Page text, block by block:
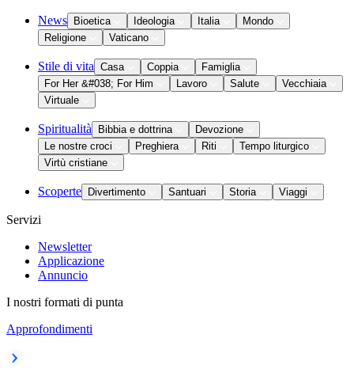
News Bioetica Ideologia Italia
Mondo
Religione
Vaticano
Stile di vita Casa Coppia
Famiglia
For Her &#038; For Him
Lavoro Salute
Vecchiaia
Virtuale
Spiritualità Bibbia e dottrina
Devozione
Le nostre croci
Preghiera Riti
Tempo liturgico
Virtù cristiane
Scoperte Divertimento Santuari Storia Viaggi
Servizi
Newsletter
Applicazione
Annuncio
I nostri formati di punta
Approfondimenti